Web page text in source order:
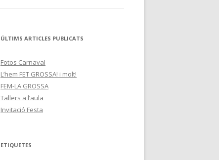
ÚLTIMS ARTICLES PUBLICATS
Fotos Carnaval
L’hem FET GROSSA! i molt!
FEM-LA GROSSA
Tallers a l’aula
Invitació Festa
ETIQUETES